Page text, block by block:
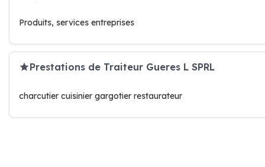
Produits, services entreprises
Prestations de Traiteur Gueres L SPRL
charcutier cuisinier gargotier restaurateur